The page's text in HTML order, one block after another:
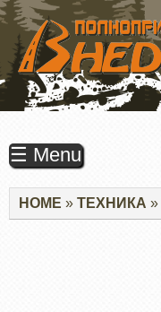
ПЕРЕЙТИ
ОСНОВНОМУ
СОДЕРЖАНИЮ
☰ Menu
Строка
навигации
HOME ТЕХНИКА